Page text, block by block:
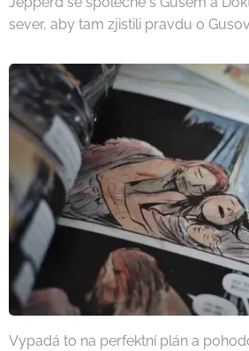
sever, aby tam zjistili pravdu o
Vypadá to na perfektní plán a